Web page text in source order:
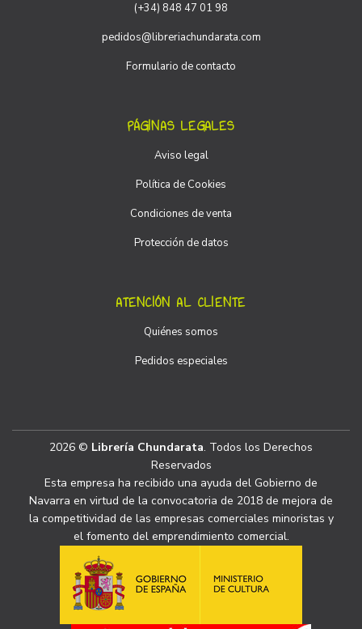
(+34) 848 47 01 98
pedidos@libreriachundarata.com
Formulario de contacto
PÁGINAS LEGALES
Aviso legal
Política de Cookies
Condiciones de venta
Protección de datos
ATENCIÓN AL CLIENTE
Quiénes somos
Pedidos especiales
2026 © Librería Chundarata. Todos los Derechos
Reservados
Esta empresa ha recibido una ayuda del Gobierno de
Navarra en virtud de la convocatoria de 2018 de mejora de
la competitividad de las empresas comerciales minoristas y
el fomento del emprendimiento comercial.